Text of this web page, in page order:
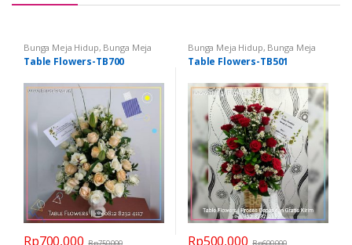
Bunga Meja Hidup, Bunga Meja
Kecil, Bunga Meja Makan Bunga
Meja Murah,Rangkaian Bunga
Meja Panjang,Rangkaian Bunga
Meja Tamu,Table Flower
Table Flowers-TB700
Rp700,000 Rp750,000
Bunga Meja Hidup, Bunga Meja
Kecil, Bunga Meja Makan Bunga
Meja Murah,Rangkaian Bunga
Meja Panjang,Rangkaian Bunga
Meja Tamu,Table Flower
Table Flowers-TB501
Rp500,000 Rp600,000